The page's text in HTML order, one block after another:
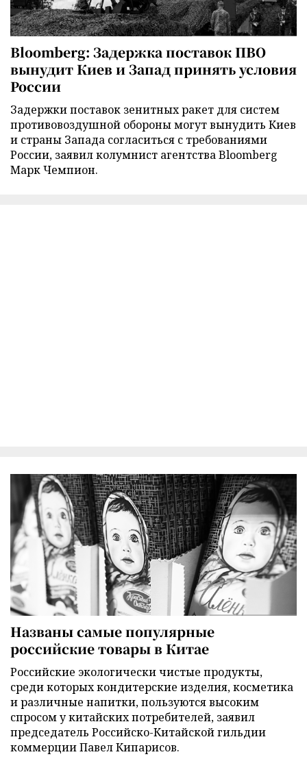
Bloomberg: Задержка поставок ПВО
вынудит Киев и Запад принять условия
России
Задержки поставок зенитных ракет для систем
противовоздушной обороны могут вынудить Киев
и страны Запада согласиться с требованиями
России, заявил колумнист агентства Bloomberg
Марк Чемпион.
Названы самые популярные
российские товары в Китае
Российские экологически чистые продукты,
среди которых кондитерские изделия, косметика
и различные напитки, пользуются высоким
спросом у китайских потребителей, заявил
председатель Российско-Китайской гильдии
коммерции Павел Кипарисов.